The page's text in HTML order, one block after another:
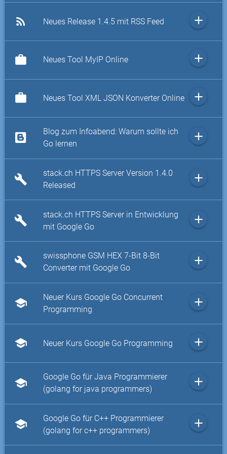
rss_feed Neues Release 1.4.5 mit RSS Feed add
work Neues Tool MyIP Online add
work Neues Tool XML JSON Konverter Online add
Blog zum Infoabend: Warum sollte ich
Go lernen
add
build
stack.ch HTTPS Server Version 1.4.0
Released
add
build
stack.ch HTTPS Server in Entwicklung
mit Google Go
add
build
swissphone GSM HEX 7-Bit 8-Bit
Converter mit Google Go
add
school
Neuer Kurs Google Go Concurrent
Programming
add
school Neuer Kurs Google Go Programming add
school
Google Go für Java Programmierer
(golang for java programmers)
add
school
Google Go für C++ Programmierer
(golang for c++ programmers)
add